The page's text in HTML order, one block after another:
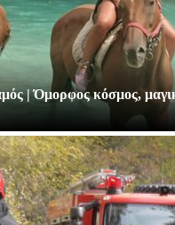
| Όμορφος κόσμος,